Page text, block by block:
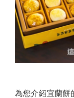
為您介紹宜蘭餅